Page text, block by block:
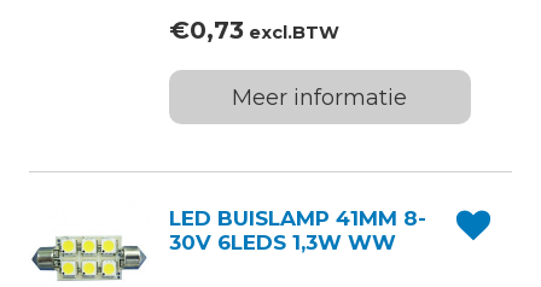
€0,73excl.BTW
Meer informatie
LED BUISLAMP 41MM 8-
30V 6LEDS 1,3W WW